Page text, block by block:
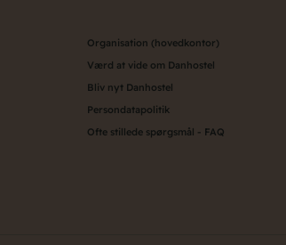
Organisation (hovedkontor)
Værd at vide om Danhostel
Bliv nyt Danhostel
Persondatapolitik
Ofte stillede spørgsmål - FAQ